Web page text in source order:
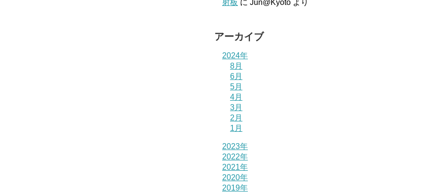
射板 に Jun@Kyoto より
アーカイブ
2024年
8月
6月
5月
4月
3月
2月
1月
2023年
2022年
2021年
2020年
2019年